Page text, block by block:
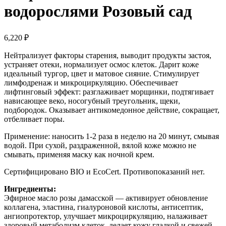
водорослями Розовый сад
6,220 ₽
Нейтрализует факторы старения, выводит продукты застоя,
устраняет отеки, нормализует осмос клеток. Дарит коже
идеальный тургор, цвет и матовое сияние. Стимулирует
лимфодренаж и микроциркуляцию. Обеспечивает
лифтинговый эффект: разглаживает морщинки, подтягивает
нависающее веко, носогубный треугольник, щеки,
подбородок. Оказывает антикомедонное действие, сокращает,
отбеливает поры.
Применение: наносить 1-2 раза в неделю на 20 минут, смывая
водой. При сухой, раздраженной, вялой коже можно не
смывать, применяя маску как ночной крем.
Сертифицировано BIO и EcoCert. Противопоказаний нет.
Ингредиенты:
Эфирное масло розы дамасской — активирует обновление
коллагена, эластина, гиалуроновой кислоты, антисептик,
ангиопротектор, улучшает микроциркуляцию, налаживает